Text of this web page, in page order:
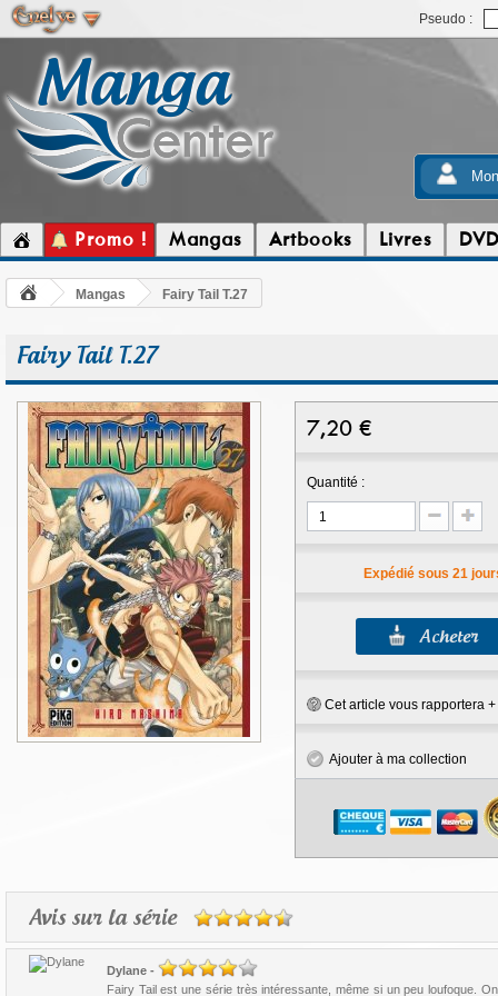
Pseudo :
Promo ! Mangas Artbooks Livres DVD
Mangas Fairy Tail T.27
Fairy Tail T.27
7,20 €
Quantité :
Expédié sous 21
Cet article vous rapportera +
Ajouter à ma collection
Avis sur la série
Dylane -
Fairy Tail est une série très intéressante, même si un peu loufoque.